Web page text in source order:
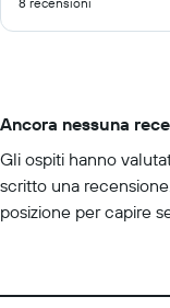
10
Ancora nessuna
Gli ospiti hanno
scritto una
posizione per capire